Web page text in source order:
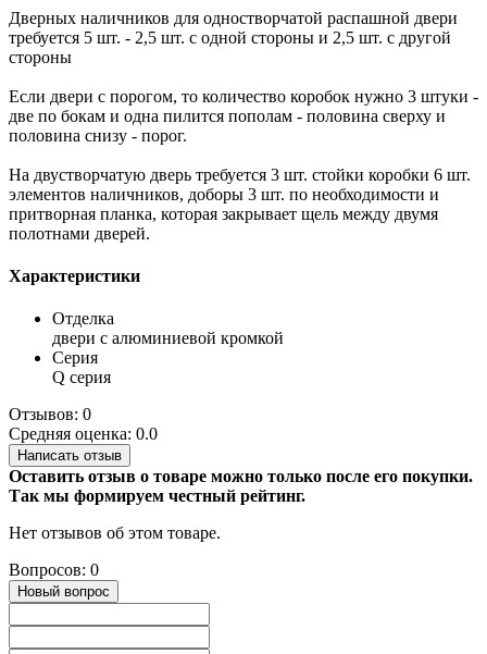
Дверных наличников для одностворчатой распашной двери
требуется 5 шт. - 2,5 шт. с одной стороны и 2,5 шт. с другой
стороны
Если двери с порогом, то количество коробок нужно 3 штуки -
две по бокам и одна пилится пополам - половина сверху и
половина снизу - порог.
На двустворчатую дверь требуется 3 шт. стойки коробки 6 шт.
элементов наличников, доборы 3 шт. по необходимости и
притворная планка, которая закрывает щель между двумя
полотнами дверей.
Характеристики
Отделка
двери с алюминиевой кромкой
Серия
Q серия
Отзывов: 0
Средняя оценка: 0.0
Написать отзыв
Оставить отзыв о товаре можно только после его покупки.
Так мы формируем честный рейтинг.
Нет отзывов об этом товаре.
Вопросов: 0
Новый вопрос